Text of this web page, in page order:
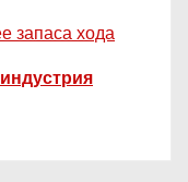
запаса хода